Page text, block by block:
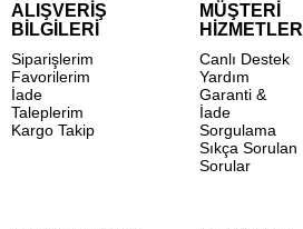
ALIŞVERİŞ
BİLGİLERİ
Siparişlerim
Favorilerim
İade
Taleplerim
Kargo Takip
MÜŞTERİ
HİZMETLERİ
Canlı Destek
Yardım
Garanti &
İade
Sorgulama
Sıkça Sorulan
Sorular